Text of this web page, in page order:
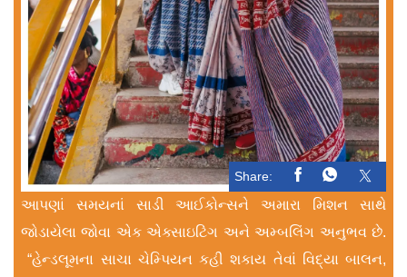
Share:
આપણાં સમયનાં સાડી આઈકોન્સને અમારા મિશન સાથે
જોડાયેલા જોવા એક એક્સાઇટિંગ અને અમ્બલિંગ અનુભવ છે.
“હેન્ડલૂમના સાચા ચેમ્પિયન કહી શકાય તેવાં વિદ્યા બાલન,